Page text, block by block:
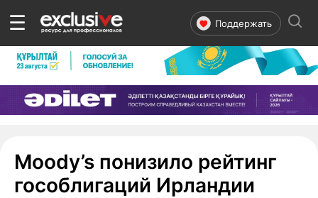
☰ Поддержать
Moody’s понизило рейтинг
гособлигаций Ирландии